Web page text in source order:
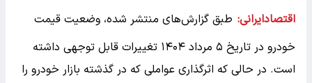
اقتصادایرانی: طبق گزارش‌های منتشر شده، وضعیت قیمت‌
خودرو در تاریخ ۵ مرداد ۱۴۰۴ تغییرات قابل توجهی داشته
است. در حالی که اثرگذاری عواملی که در گذشته بازار خودرو را